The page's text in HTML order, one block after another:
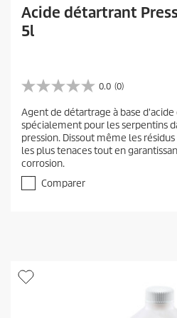
Acide détartrant
5l
0.0 (0)
0
0
s
u
r
5
t
.
Agent de détartrage à base
spécialement pour les serpentins
pression. Dissout même les
les plus tenaces tout en
corrosion.
Comparer